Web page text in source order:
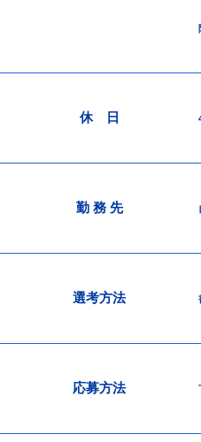
休 日
勤 務 先
選考方法
応募方法